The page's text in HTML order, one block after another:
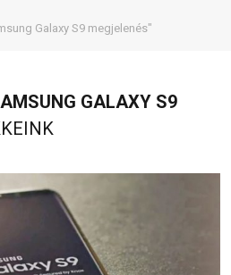
Galaxy S9 megjelenés"
GALAXY S9